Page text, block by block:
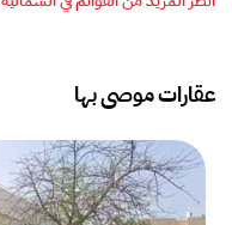
عقارات موصى بها